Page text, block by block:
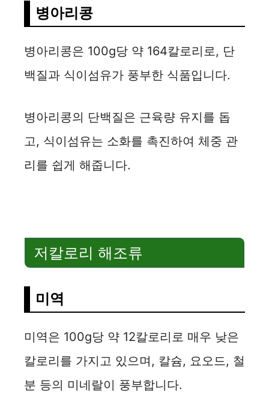
병아리콩
병아리콩은 100g당 약 164칼로리로, 단
백질과 식이섬유가 풍부한 식품입니다.
병아리콩의 단백질은 근육량 유지를 돕
고, 식이섬유는 소화를 촉진하여 체중 관
리를 쉽게 해줍니다.
저칼로리 해조류
미역
미역은 100g당 약 12칼로리로 매우 낮은
칼로리를 가지고 있으며, 칼슘, 요오드, 철
분 등의 미네랄이 풍부합니다.